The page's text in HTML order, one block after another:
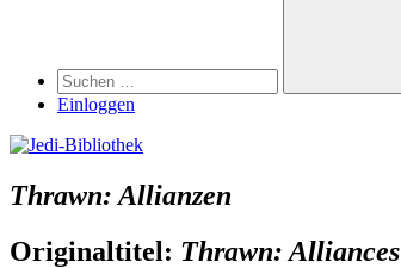
Einloggen
Thrawn: Allianzen
Originaltitel: Thrawn: Alliances